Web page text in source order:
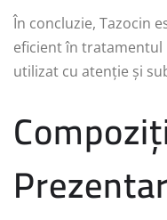
În concluzie, Tazocin
eficient în
utilizat cu atenție și